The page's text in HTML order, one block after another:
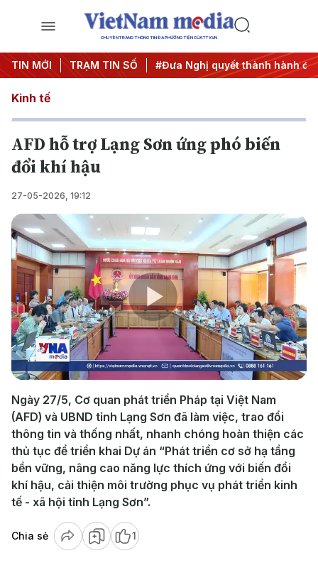
CHUYÊN TRANG THÔNG TIN ĐA PHƯƠNG TIỆN CỦA TTXVN
TIN MỚI TRẠM TIN SỐ
3 #APEC 2027 #Đưa Nghị quyết thành hành động
Kinh tế
AFD hỗ trợ Lạng Sơn ứng phó biến
đổi khí hậu
27-05-2026, 19:12
Play
Video
Ngày 27/5, Cơ quan phát triển Pháp tại Việt Nam
(AFD) và UBND tỉnh Lạng Sơn đã làm việc, trao đổi
thông tin và thống nhất, nhanh chóng hoàn thiện các
thủ tục để triển khai Dự án “Phát triển cơ sở hạ tầng
bền vững, nâng cao năng lực thích ứng với biến đổi
khí hậu, cải thiện môi trường phục vụ phát triển kinh
tế - xã hội tỉnh Lạng Sơn”.
Chia sẻ 1